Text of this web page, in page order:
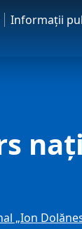
Informaţii
„Ion